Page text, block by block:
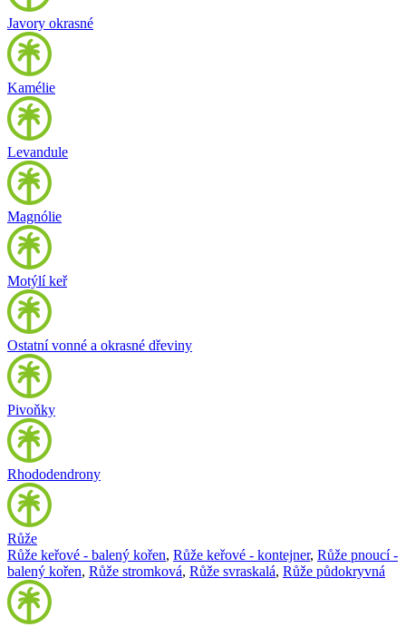
Javory okrasné
Kamélie
Levandule
Magnólie
Motýlí keř
Ostatní vonné a okrasné dřeviny
Pivoňky
Rhododendrony
Růže
Růže keřové - balený kořen, Růže keřové - kontejner, Růže pnoucí -
balený kořen, Růže stromková, Růže svraskalá, Růže půdokryvná